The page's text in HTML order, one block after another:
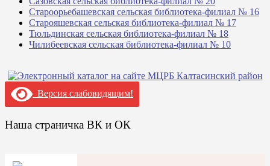
Староорьебашевская сельская библиотека-филиал № 16
Старояшевская сельская библиотека-филиал № 17
Тюльдинская сельская библиотека-филиал № 18
Чилибеевская сельская библиотека-филиал № 10
Версия слабовидящим!
Наша страничка ВК и ОК